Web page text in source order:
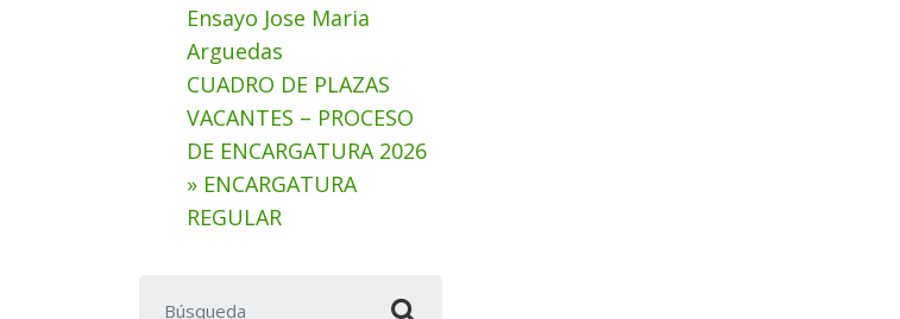
Ensayo Jose Maria
Arguedas
CUADRO DE PLAZAS
VACANTES – PROCESO
DE ENCARGATURA 2026
» ENCARGATURA
REGULAR